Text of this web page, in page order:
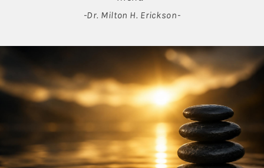
-Dr. Milton H. Erickson-